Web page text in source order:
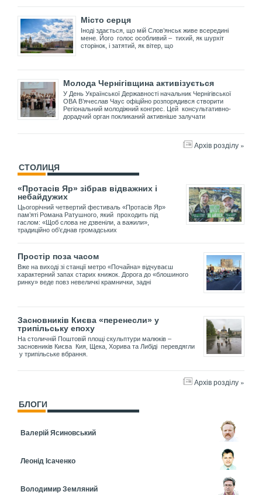
Місто серця
Іноді здається, що мій Слов’янськ живе всередині
мене. Його голос особливий – тихий, як шурхіт
сторінок, і затятий, як вітер, що
Молода Чернігівщина активізується
У День Української Державності начальник Чернігівської
ОВА В’ячеслав Чаус офіційно розпорядився створити
Регіональний молодіжний конгрес. Цей консультативно-
дорадчий орган покликаний активніше залучати
Архів розділу »
СТОЛИЦЯ
«Протасів Яр» зібрав відважних і
небайдужих
Цьогорічний четвертий фестиваль «Протасів Яр»
пам’яті Романа Ратушного, який проходить під
гаслом: «Щоб слова не дзвеніли, а важили»,
традиційно об’єднав громадських
Простір поза часом
Вже на виході зі станції метро «Почайна» відчуваєш
характерний запах старих книжок. Дорога до «блошиного
ринку» веде повз невеличкі крамнички, задні
Засновників Києва «перенесли» у
трипільську епоху
На столичній Поштовій площі скульптури малюків –
засновників Києва Кия, Щека, Хорива та Либіді перевдягли
у трипільське вбрання.
Архів розділу »
БЛОГИ
Валерій Ясиновський
Леонід Ісаченко
Володимир Земляний